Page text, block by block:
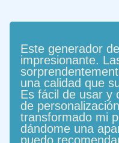
Este generador
impresionante.
una calidad que
Es fácil de usar y
de
transformado mi
dándome una
puedo